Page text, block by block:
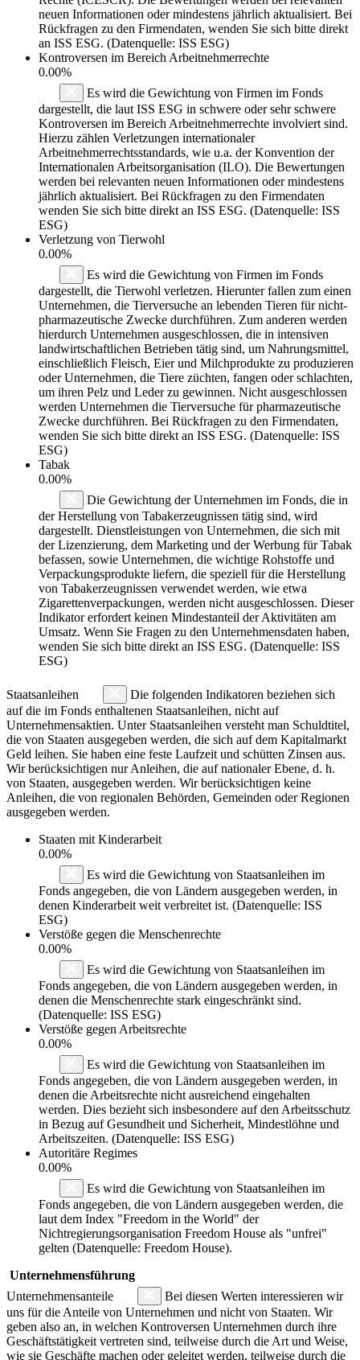
neuen Informationen oder mindestens jährlich aktualisiert. Bei
Rückfragen zu den Firmendaten, wenden Sie sich bitte direkt
an ISS ESG. (Datenquelle: ISS ESG)
Kontroversen im Bereich Arbeitnehmerrechte
0.00%
Es wird die Gewichtung von Firmen im Fonds
dargestellt, die laut ISS ESG in schwere oder sehr schwere
Kontroversen im Bereich Arbeitnehmerrechte involviert sind.
Hierzu zählen Verletzungen internationaler
Arbeitnehmerrechtsstandards, wie u.a. der Konvention der
Internationalen Arbeitsorganisation (ILO). Die Bewertungen
werden bei relevanten neuen Informationen oder mindestens
jährlich aktualisiert. Bei Rückfragen zu den Firmendaten
wenden Sie sich bitte direkt an ISS ESG. (Datenquelle: ISS
ESG)
Verletzung von Tierwohl
0.00%
Es wird die Gewichtung von Firmen im Fonds
dargestellt, die Tierwohl verletzen. Hierunter fallen zum einen
Unternehmen, die Tierversuche an lebenden Tieren für nicht-
pharmazeutische Zwecke durchführen. Zum anderen werden
hierdurch Unternehmen ausgeschlossen, die in intensiven
landwirtschaftlichen Betrieben tätig sind, um Nahrungsmittel,
einschließlich Fleisch, Eier und Milchprodukte zu produzieren
oder Unternehmen, die Tiere züchten, fangen oder schlachten,
um ihren Pelz und Leder zu gewinnen. Nicht ausgeschlossen
werden Unternehmen die Tierversuche für pharmazeutische
Zwecke durchführen. Bei Rückfragen zu den Firmendaten,
wenden Sie sich bitte direkt an ISS ESG. (Datenquelle: ISS
ESG)
Tabak
0.00%
Die Gewichtung der Unternehmen im Fonds, die in
der Herstellung von Tabakerzeugnissen tätig sind, wird
dargestellt. Dienstleistungen von Unternehmen, die sich mit
der Lizenzierung, dem Marketing und der Werbung für Tabak
befassen, sowie Unternehmen, die wichtige Rohstoffe und
Verpackungsprodukte liefern, die speziell für die Herstellung
von Tabakerzeugnissen verwendet werden, wie etwa
Zigarettenverpackungen, werden nicht ausgeschlossen. Dieser
Indikator erfordert keinen Mindestanteil der Aktivitäten am
Umsatz. Wenn Sie Fragen zu den Unternehmensdaten haben,
wenden Sie sich bitte direkt an ISS ESG. (Datenquelle: ISS
ESG)
Staatsanleihen
Die folgenden Indikatoren beziehen sich
auf die im Fonds enthaltenen Staatsanleihen, nicht auf
Unternehmensaktien. Unter Staatsanleihen versteht man Schuldtitel,
die von Staaten ausgegeben werden, die sich auf dem Kapitalmarkt
Geld leihen. Sie haben eine feste Laufzeit und schütten Zinsen aus.
Wir berücksichtigen nur Anleihen, die auf nationaler Ebene, d. h.
von Staaten, ausgegeben werden. Wir berücksichtigen keine
Anleihen, die von regionalen Behörden, Gemeinden oder Regionen
ausgegeben werden.
Staaten mit Kinderarbeit
0.00%
Es wird die Gewichtung von Staatsanleihen im
Fonds angegeben, die von Ländern ausgegeben werden, in
denen Kinderarbeit weit verbreitet ist. (Datenquelle: ISS
ESG)
Verstöße gegen die Menschenrechte
0.00%
Es wird die Gewichtung von Staatsanleihen im
Fonds angegeben, die von Ländern ausgegeben werden, in
denen die Menschenrechte stark eingeschränkt sind.
(Datenquelle: ISS ESG)
Verstöße gegen Arbeitsrechte
0.00%
Es wird die Gewichtung von Staatsanleihen im
Fonds angegeben, die von Ländern ausgegeben werden, in
denen die Arbeitsrechte nicht ausreichend eingehalten
werden. Dies bezieht sich insbesondere auf den Arbeitsschutz
in Bezug auf Gesundheit und Sicherheit, Mindestlöhne und
Arbeitszeiten. (Datenquelle: ISS ESG)
Autoritäre Regimes
0.00%
Es wird die Gewichtung von Staatsanleihen im
Fonds angegeben, die von Ländern ausgegeben werden, die
laut dem Index "Freedom in the World" der
Nichtregierungsorganisation Freedom House als "unfrei"
gelten (Datenquelle: Freedom House).
Unternehmensführung
Unternehmensanteile
Bei diesen Werten interessieren wir
uns für die Anteile von Unternehmen und nicht von Staaten. Wir
geben also an, in welchen Kontroversen Unternehmen durch ihre
Geschäftstätigkeit vertreten sind, teilweise durch die Art und Weise,
wie sie Geschäfte machen oder geleitet werden, teilweise durch die